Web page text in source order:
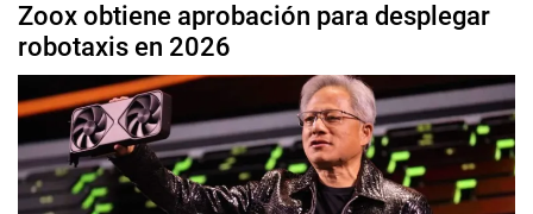
Zoox obtiene aprobación para desplegar
robotaxis en 2026